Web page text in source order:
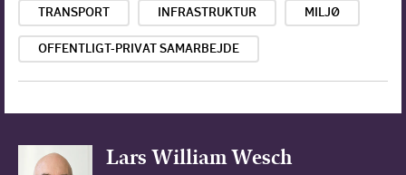
TRANSPORT INFRASTRUKTUR MILJØ
OFFENTLIGT-PRIVAT SAMARBEJDE
Lars William Wesch